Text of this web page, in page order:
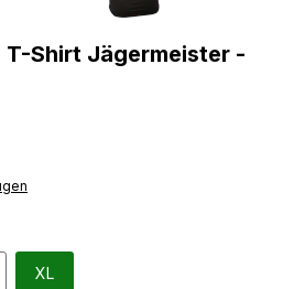
T-Shirt Jägermeister -
XL